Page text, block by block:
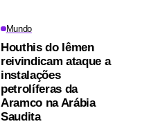
Mundo
Houthis do Iêmen
reivindicam ataque a
instalações
petrolíferas da
Aramco na Arábia
Saudita